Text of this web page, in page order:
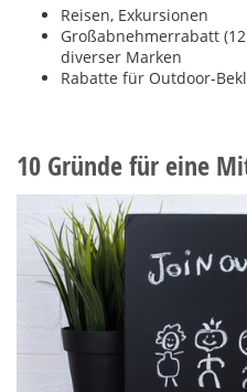
Reisen, Exkursionen
Großabnehmerrabatt
diverser Marken
Rabatte für Outdoor-
10 Gründe für eine